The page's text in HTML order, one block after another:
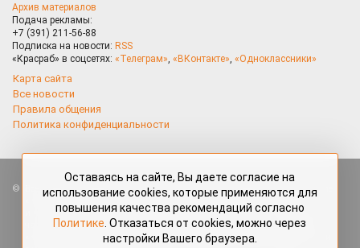
Архив материалов
Подача рекламы:
+7 (391) 211-56-88
Подписка на новости: RSS
«Красраб» в соцсетях: «Телеграм», «ВКонтакте», «Одноклассники»
Карта сайта
Все новости
Правила общения
Политика конфиденциальности
Все права защищены. Любые материалы, размещённые на портале
«Красраб.ру» сотрудниками редакции, нештатными авторами
и читателями, являются объектами авторского права. Полное или
частичное использование материалов, размещённых на портале
«Красраб.ру», допускается только с письменного согласия редакции
Оставаясь на сайте, Вы даете согласие на
использование cookies, которые применяются для
повышения качества рекомендаций согласно
Политике . Отказаться от cookies, можно через
настройки Вашего браузера.